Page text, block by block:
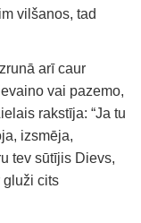
vilšanos, tad
arī caur
vai pazemo,
rakstīja: “Ja tu
izsmēja,
tev sūtījis Dievs,
gluži cits